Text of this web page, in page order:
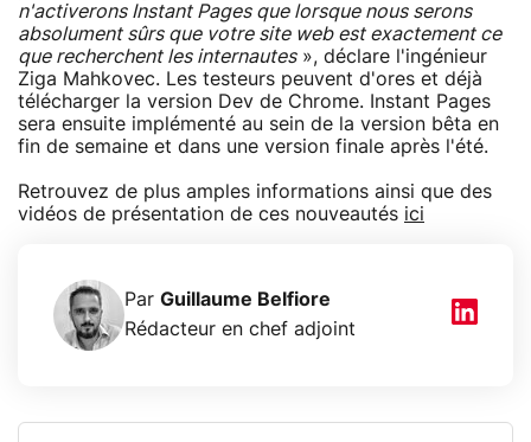
n'activerons Instant Pages que lorsque nous serons
absolument sûrs que votre site web est exactement ce
que recherchent les internautes», déclare l'ingénieur
Ziga Mahkovec. Les testeurs peuvent d'ores et déjà
télécharger la version Dev de Chrome. Instant Pages
sera ensuite implémenté au sein de la version bêta en
fin de semaine et dans une version finale après l'été.
Retrouvez de plus amples informations ainsi que des
vidéos de présentation de ces nouveautés ici
Par Guillaume Belfiore
Rédacteur en chef adjoint